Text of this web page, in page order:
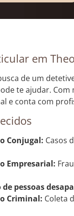
em
de um
te ajudar.
e conta com
Conjugal: Casos
Empresarial:
pessoas
Criminal: Coleta